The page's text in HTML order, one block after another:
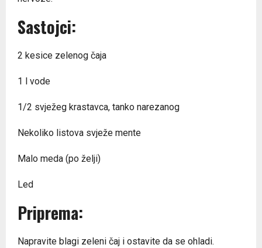
Sastojci:
2 kesice zelenog čaja
1 l vode
1/2 svježeg krastavca, tanko narezanog
Nekoliko listova svježe mente
Malo meda (po želji)
Led
Priprema:
Napravite blagi zeleni čaj i ostavite da se ohladi.